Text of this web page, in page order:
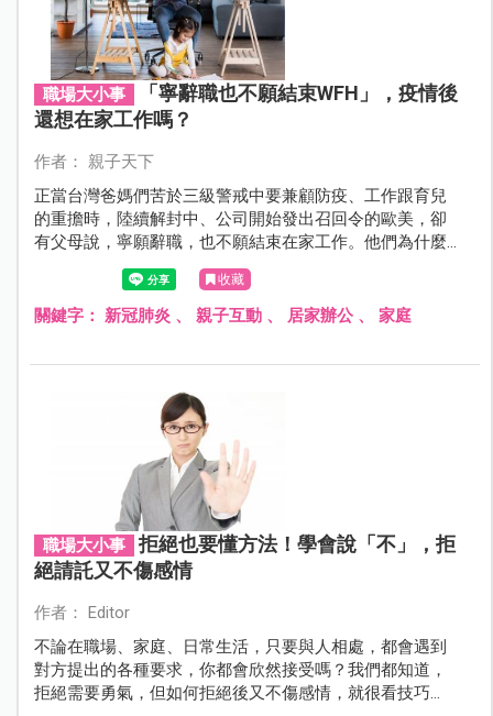
職場大小事
「寧辭職也不願結束WFH」，疫情後
還想在家工作嗎？
作者： 親子天下
正當台灣爸媽們苦於三級警戒中要兼顧防疫、工作跟育兒
的重擔時，陸續解封中、公司開始發出召回令的歐美，卻
有父母說，寧願辭職，也不願結束在家工作。他們為什麼
收藏
關鍵字： 新冠肺炎、 親子互動、 居家辦公、 家庭
職場大小事
拒絕也要懂方法！學會說「不」，拒
絕請託又不傷感情
作者： Editor
不論在職場、家庭、日常生活，只要與人相處，都會遇到
對方提出的各種要求，你都會欣然接受嗎？我們都知道，
拒絕需要勇氣，但如何拒絕後又不傷感情，就很看技巧